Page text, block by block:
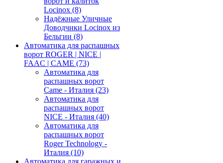
Locinox (8)
Надёжные Уличные
Доводчики Locinox из
Бельгии (8)
Автоматика для распашных
ворот ROGER | NICE |
FAAC | CAME (73)
Автоматика для
распашных ворот
Came - Италия (23)
Автоматика для
распашных ворот
NICE - Италия (40)
Автоматика для
распашных ворот
Roger Technology -
Италия (10)
Автоматика для гаражных и